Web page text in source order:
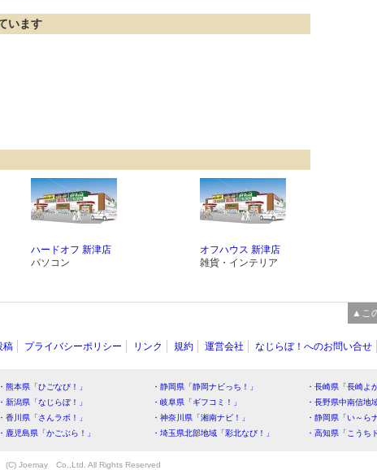
います
ハードオフ 新津店
パソコン
オフハウス 新津店
雑貨・インテリア
▲こ
稿 プライバシーポリシー リンク 規約 運営会社 なじらぼ！へのお問い合せ
・熊本県「ひごなび！」 ・静岡県「静岡ナビっち！」
・長崎県「長崎よ
・新潟県「なじらぼ！」 ・岐阜県「ギフコミ！」
・長野県中南信地
・香川県「さんラボ！」 ・神奈川県「湘南ナビ！」
・静岡県「い～ら
・鹿児島県「かごぶら！」 ・埼玉県北部地域「彩北なび！」 ・高知県「こうち
(C) Joemay Co.,Ltd. All Rights Reserved